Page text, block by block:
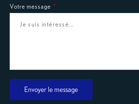
Votre message
Envoyer le message